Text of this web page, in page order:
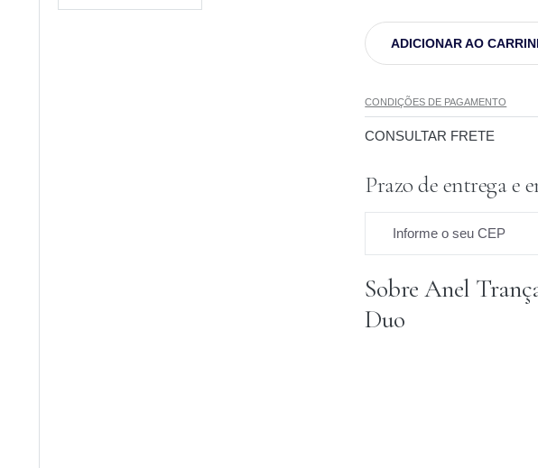
ADICIONAR AO
CONDIÇÕES DE PAGAMENTO
CONSULTAR FRETE
Prazo de entrega e
Informe o seu CEP
Prazo para o CEP
Sobre Anel
Duo